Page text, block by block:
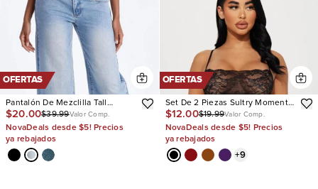
OFERTAS
Pantalón De Mezclilla Tall
Westside Low Rise Wide Leg
$20.00$39.99Valor Comp.
NovaDeals desde $5! Precios
ya rebajados
OFERTAS
Set De 2 Piezas Sultry Moments
Lace
$12.00$19.99Valor Comp.
NovaDeals desde $5! Precios
ya rebajados
+9